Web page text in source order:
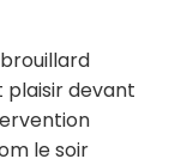
devant
le soir